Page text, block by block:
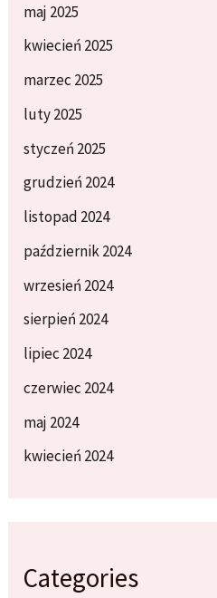
maj 2025
kwiecień 2025
marzec 2025
luty 2025
styczeń 2025
grudzień 2024
listopad 2024
październik 2024
wrzesień 2024
sierpień 2024
lipiec 2024
czerwiec 2024
maj 2024
kwiecień 2024
Categories